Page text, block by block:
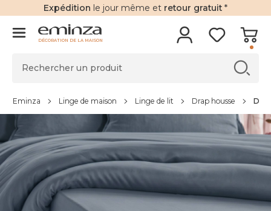
Expédition le jour même et retour gratuit *
DÉCORATION DE LA MAISON
Eminza Linge de maison Linge de lit Drap housse